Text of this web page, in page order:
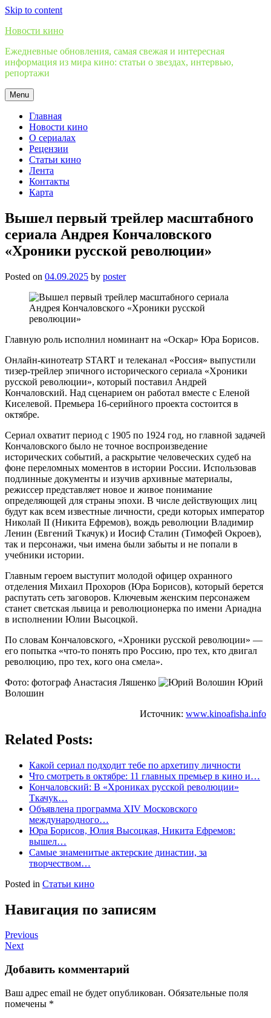
Skip to content
Новости кино
Ежедневные обновления, самая свежая и интересная
информация из мира кино: статьи о звездах, интервью,
репортажи
Menu
Главная
Новости кино
О сериалах
Рецензии
Статьи кино
Лента
Контакты
Карта
Вышел первый трейлер масштабного
сериала Андрея Кончаловского
«Хроники русской революции»
Posted on 04.09.2025 by poster
Главную роль исполнил номинант на «Оскар» Юра Борисов.
Онлайн-кинотеатр START и телеканал «Россия» выпустили
тизер-трейлер эпичного исторического сериала «Хроники
русской революции», который поставил Андрей
Кончаловский. Над сценарием он работал вместе с Еленой
Киселевой. Премьера 16-серийного проекта состоится в
октябре.
Сериал охватит период с 1905 по 1924 год, но главной задачей
Кончаловского было не точное воспроизведение
исторических событий, а раскрытие человеческих судеб на
фоне переломных моментов в истории России. Использовав
подлинные документы и изучив архивные материалы,
режиссер представляет новое и живое понимание
определяющей для страны эпохи. В числе действующих лиц
будут как всем известные личности, среди которых император
Николай II (Никита Ефремов), вождь революции Владимир
Ленин (Евгений Ткачук) и Иосиф Сталин (Тимофей Окроев),
так и персонажи, чьи имена были забыты и не попали в
учебники истории.
Главным героем выступит молодой офицер охранного
отделения Михаил Прохоров (Юра Борисов), который берется
распутать сеть заговоров. Ключевым женским персонажем
станет светская львица и революционерка по имени Ариадна
в исполнении Юлии Высоцкой.
По словам Кончаловского, «Хроники русской революции» —
его попытка «что-то понять про Россию, про тех, кто двигал
революцию, про тех, кого она смела».
Фото: фотограф Анастасия Ляшенко
Юрий
Волошин
Источник: www.kinoafisha.info
Related Posts:
Какой сериал подходит тебе по архетипу личности
Что смотреть в октябре: 11 главных премьер в кино и…
Кончаловский: В «Хрониках русской революции»
Ткачук…
Объявлена программа XIV Московского
международного…
Юра Борисов, Юлия Высоцкая, Никита Ефремов:
вышел…
Самые знаменитые актерские династии, за
творчеством…
Posted in Статьи кино
Навигация по записям
Previous
Next
Добавить комментарий
Ваш адрес email не будет опубликован. Обязательные поля
помечены *